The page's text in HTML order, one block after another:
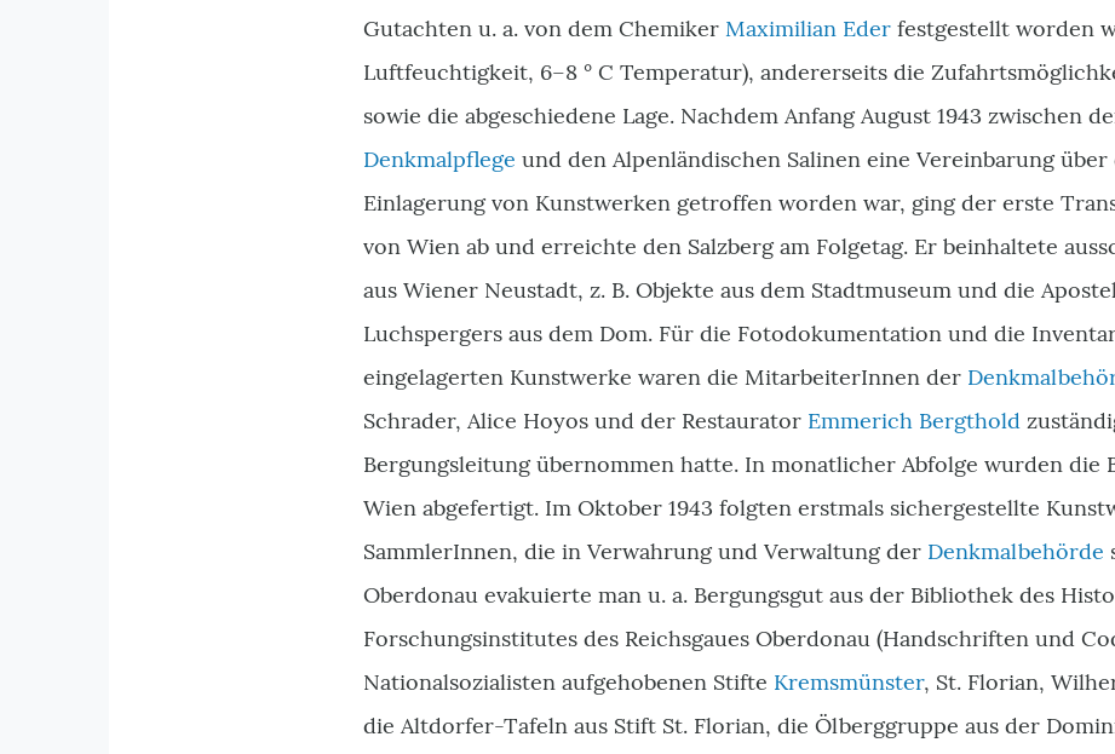
Gutachten u. a. von dem Chemiker Maximilian Eder festgestellt worden
Luftfeuchtigkeit, 6–8 ° C Temperatur), andererseits die
sowie die abgeschiedene Lage. Nachdem Anfang August 1943 zwischen
Denkmalpflege und den Alpenländischen Salinen eine Vereinbarung
Einlagerung von Kunstwerken getroffen worden war, ging der erste
von Wien ab und erreichte den Salzberg am Folgetag. Er beinhaltete
aus Wiener Neustadt, z. B. Objekte aus dem Stadtmuseum und die
Luchspergers aus dem Dom. Für die Fotodokumentation und die
eingelagerten Kunstwerke waren die MitarbeiterInnen der
Schrader, Alice Hoyos und der Restaurator Emmerich Bergthold
Bergungsleitung übernommen hatte. In monatlicher Abfolge wurden die
Wien abgefertigt. Im Oktober 1943 folgten erstmals sichergestellte
SammlerInnen, die in Verwahrung und Verwaltung der Denkmalbehörde
Oberdonau evakuierte man u. a. Bergungsgut aus der Bibliothek des
Forschungsinstitutes des Reichsgaues Oberdonau (Handschriften und
Nationalsozialisten aufgehobenen Stifte Kremsmünster, St. Florian,
die Altdorfer-Tafeln aus Stift St. Florian, die Ölberggruppe aus der